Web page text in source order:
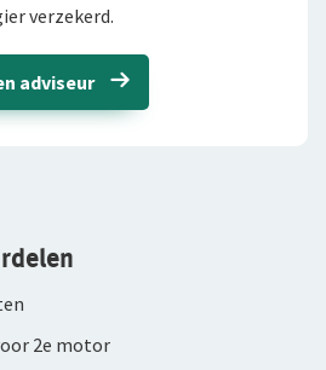
verzekerd.
adviseur
2e motor